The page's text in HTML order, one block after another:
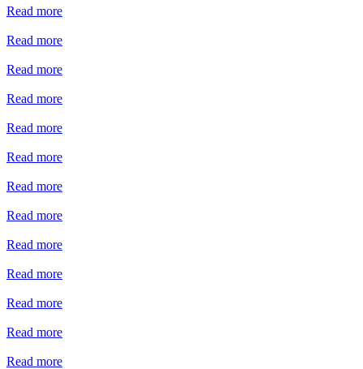
Read more
Read more
Read more
Read more
Read more
Read more
Read more
Read more
Read more
Read more
Read more
Read more
Read more